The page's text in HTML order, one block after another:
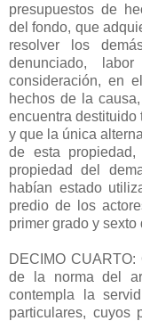
presupuestos de
del fondo, que
resolver los
denunciado,
consideración, en
hechos de la
encuentra destituido
y que la única
de esta
propiedad del
habían estado
predio de los
primer grado y sexto
DECIMO
de la norma del
contempla la
particulares, cuyos